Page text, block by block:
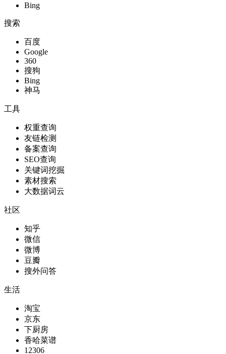
Bing
搜索
百度
Google
360
搜狗
Bing
神马
工具
权重查询
友链检测
备案查询
SEO查询
关键词挖掘
素材搜索
大数据词云
社区
知乎
微信
微博
豆瓣
搜外问答
生活
淘宝
京东
下厨房
香哈菜谱
12306